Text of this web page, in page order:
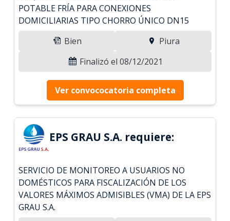
POTABLE FRÍA PARA CONEXIONES
DOMICILIARIAS TIPO CHORRO ÚNICO DN15
Bien
Piura
Finalizó el 08/12/2021
Ver convococatoria completa
EPS GRAU S.A. requiere:
SERVICIO DE MONITOREO A USUARIOS NO
DOMÉSTICOS PARA FISCALIZACIÓN DE LOS
VALORES MÁXIMOS ADMISIBLES (VMA) DE LA EPS
GRAU S.A.